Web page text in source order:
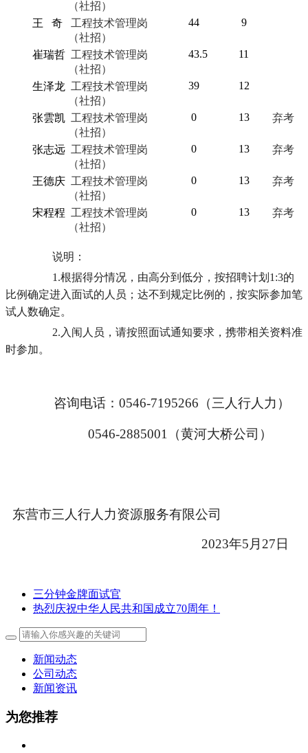
（社招）
王 奇
工程技术管理岗
（社招）
44 9
崔瑞哲 工程技术管理岗
（社招）
43.5 11
生泽龙 工程技术管理岗
（社招）
39 12
张雲凯 工程技术管理岗
（社招）
0 13 弃考
张志远 工程技术管理岗
（社招）
0 13 弃考
王德庆 工程技术管理岗
（社招）
0 13 弃考
宋程程 工程技术管理岗
（社招）
0 13 弃考
说明：
1.根据得分情况，由高分到低分，按招聘计划1:3的
比例确定进入面试的人员；达不到规定比例的，按实际参加笔
试人数确定。
2.入闱人员，请按照面试通知要求，携带相关资料准
时参加。
咨询电话：0546-7195266（三人行人力）
0546-2885001 （黄河大桥公司）
东营市三人行人力资源服务有限公司
2023年5月27日
三分钟金牌面试官
热烈庆祝中华人民共和国成立70周年！
新闻动态
公司动态
新闻资讯
为您推荐